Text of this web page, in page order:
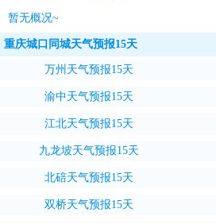
暂无概况~
重庆城口同城天气预报15天
万州天气预报15天
渝中天气预报15天
江北天气预报15天
九龙坡天气预报15天
北碚天气预报15天
双桥天气预报15天